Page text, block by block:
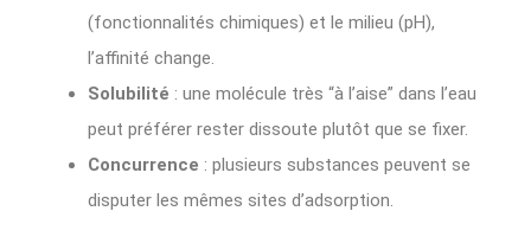
(fonctionnalités chimiques) et le milieu (pH),
l’affinité change.
Solubilité : une molécule très “à l’aise” dans l’eau
peut préférer rester dissoute plutôt que se fixer.
Concurrence : plusieurs substances peuvent se
disputer les mêmes sites d’adsorption.